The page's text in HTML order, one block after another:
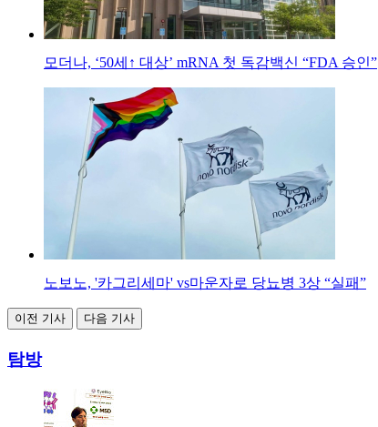
모더나, ‘50세↑ 대상’ mRNA 첫 독감백신 “FDA 승인”
노보노, '카그리세마' vs마운자로 당뇨병 3상 “실패”
이전 기사 다음 기사
탐방